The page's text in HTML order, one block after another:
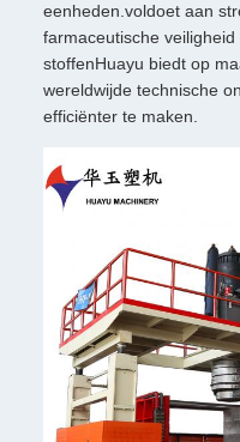
eenheden.voldoet aan
farmaceutische
stoffenHuayu biedt op
wereldwijde technische
efficiënter te maken.